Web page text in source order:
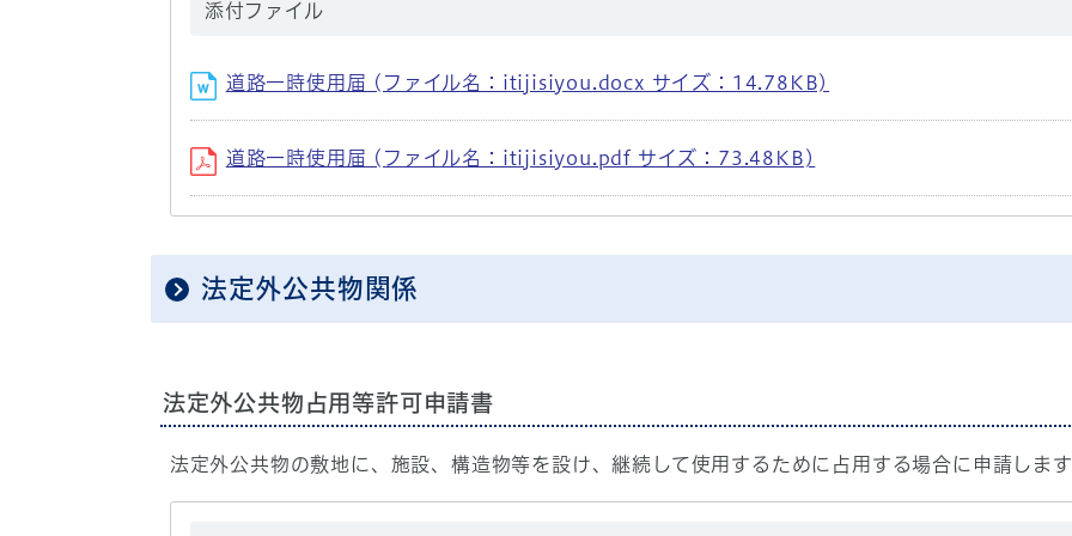
添付ファイル
道路一時使用届 (ファイル名：itijisiyou.docx サイズ：14.78KB)
道路一時使用届 (ファイル名：itijisiyou.pdf サイズ：73.48KB)
法定外公共物関係
法定外公共物占用等許可申請書
法定外公共物の敷地に、施設、構造物等を設け、継続して使用するために占用する場合に申請しま